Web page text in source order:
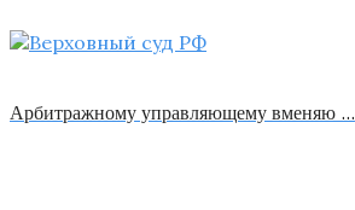
Арбитражному управляющему вменяю …